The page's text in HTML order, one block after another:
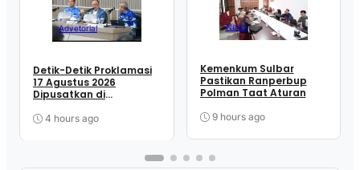
Advetorial
Detik-Detik Proklamasi
17 Agustus 2026
Dipusatkan di
Kirang Mamuju
4 hours ago
News
Kemenkum Sulbar
Pastikan Ranperbup
Polman Taat Aturan
9 hours ago